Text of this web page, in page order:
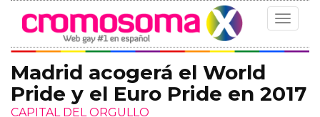
Toggle
Madrid acogerá el World
Pride y el Euro Pride en 2017
CAPITAL DEL ORGULLO